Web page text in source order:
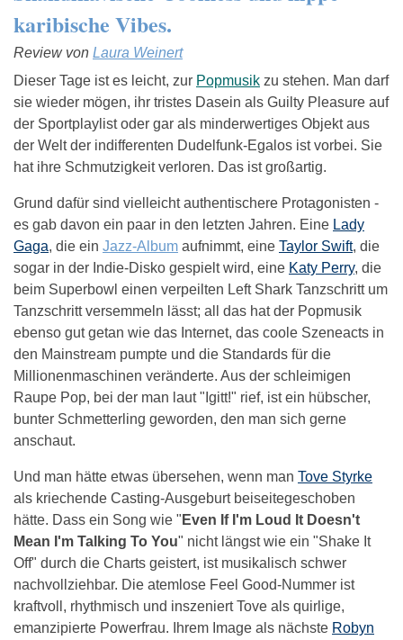
karibische Vibes.
Review von Laura Weinert
Dieser Tage ist es leicht, zur Popmusik zu stehen. Man darf
sie wieder mögen, ihr tristes Dasein als Guilty Pleasure auf
der Sportplaylist oder gar als minderwertiges Objekt aus
der Welt der indifferenten Dudelfunk-Egalos ist vorbei. Sie
hat ihre Schmutzigkeit verloren. Das ist großartig.
Grund dafür sind vielleicht authentischere Protagonisten -
es gab davon ein paar in den letzten Jahren. Eine Lady
Gaga, die ein Jazz-Album aufnimmt, eine Taylor Swift, die
sogar in der Indie-Disko gespielt wird, eine Katy Perry, die
beim Superbowl einen verpeilten Left Shark Tanzschritt um
Tanzschritt versemmeln lässt; all das hat der Popmusik
ebenso gut getan wie das Internet, das coole Szeneacts in
den Mainstream pumpte und die Standards für die
Millionenmaschinen veränderte. Aus der schleimigen
Raupe Pop, bei der man laut "Igitt!" rief, ist ein hübscher,
bunter Schmetterling geworden, den man sich gerne
anschaut.
Und man hätte etwas übersehen, wenn man Tove Styrke
als kriechende Casting-Ausgeburt beiseitegeschoben
hätte. Dass ein Song wie " Even If I'm Loud It Doesn't
Mean I'm Talking To You" nicht längst wie ein "Shake It
Off" durch die Charts geistert, ist musikalisch schwer
nachvollziehbar. Die atemlose Feel Good-Nummer ist
kraftvoll, rhythmisch und inszeniert Tove als quirlige,
emanzipierte Powerfrau. Ihrem Image als nächste Robyn